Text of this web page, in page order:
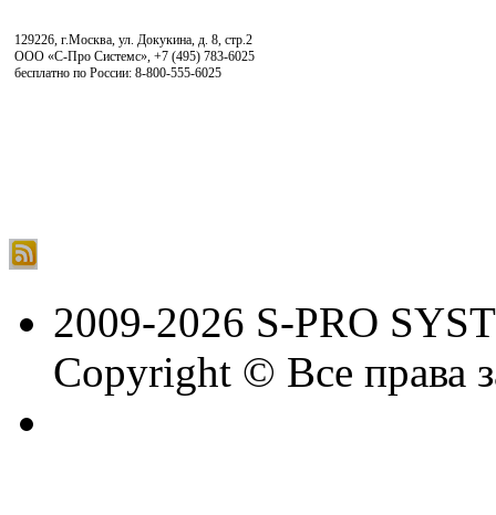
129226, г.Москва, ул. Докукина, д. 8, стр.2
ООО «С-Про Системс», +7 (495) 783-6025
бесплатно по России: 8-800-555-6025
2009-2026 S-PRO
Copyright © Все права